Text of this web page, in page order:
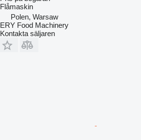
Flåmaskin
Polen, Warsaw
ERY Food Machinery
Kontakta säljaren